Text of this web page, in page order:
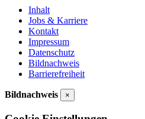
Inhalt
Jobs & Karriere
Kontakt
Impressum
Datenschutz
Bildnachweis
Barrierefreiheit
Bildnachweis ×